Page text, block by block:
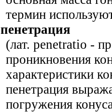
термин
пенетрация
(лат. penetratio -
проникновения
характеристики
пенетрация
погружения